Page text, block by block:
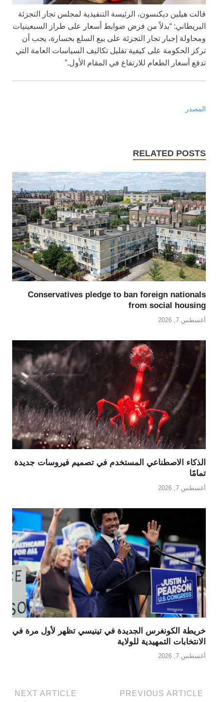
قالت هيلين ديكنسون، الرئيسة التنفيذية لمجلس تجار التجزئة
البريطاني: “بدلاً من فرض ضوابط أسعار على طراز السبعينيات
ومحاولة إجبار تجار التجزئة على بيع السلع بخسارة، يجب أن
تركز الحكومة على كيفية تقليل تكاليف السياسات العامة التي
تدفع أسعار الطعام للارتفاع في المقام الأول.”
المصدر
RELATED POSTS
Conservatives pledge to ban foreign nationals
from social housing
أغسطس 7, 2026
الذكاء الاصطناعي المستخدم في تصميم فيروسات جديدة
تمامًا
أغسطس 7, 2026
خريطة الكونغرس الجديدة في تينيسي تظهر لأول مرة في
الانتخابات التمهيدية للولاية
أغسطس 7, 2026
PREVIOUS ARTICLE
NEXT ARTICLE